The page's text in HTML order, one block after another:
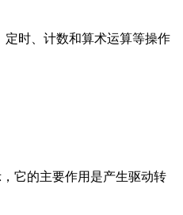
时、计数和算术运算等操作
它的主要作用是产生驱动转